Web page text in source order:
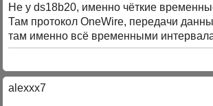
Не у ds18b20, именно чёткие
Там протокол OneWire, передачи
там именно всё временными
alexxx7